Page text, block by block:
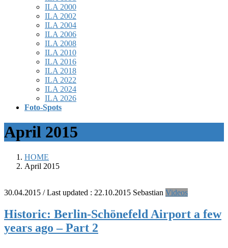
ILA 2000
ILA 2002
ILA 2004
ILA 2006
ILA 2008
ILA 2010
ILA 2016
ILA 2018
ILA 2022
ILA 2024
ILA 2026
Foto-Spots
April 2015
HOME
April 2015
30.04.2015 / Last updated : 22.10.2015 Sebastian Videos
Historic: Berlin-Schönefeld Airport a few
years ago – Part 2